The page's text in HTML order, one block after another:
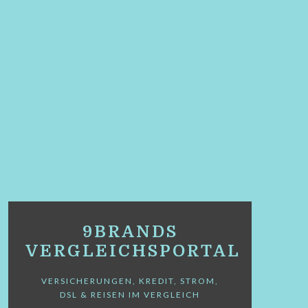
9BRANDS
VERGLEICHSPORTAL
VERSICHERUNGEN, KREDIT, STROM,
DSL & REISEN IM VERGLEICH